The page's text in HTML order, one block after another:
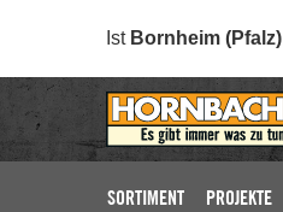
Ist Bornheim (Pfalz)
SORTIMENT PROJEKTE